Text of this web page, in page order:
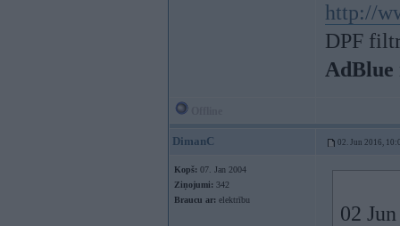
http://
DPF
AdBlue
DimanC 02. Jun 2016,
Kopš: 07. Jan 2004
Ziņojumi: 342
Braucu ar: elektrību
02